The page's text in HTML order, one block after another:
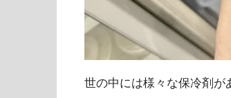
世の中には様々な保冷剤が